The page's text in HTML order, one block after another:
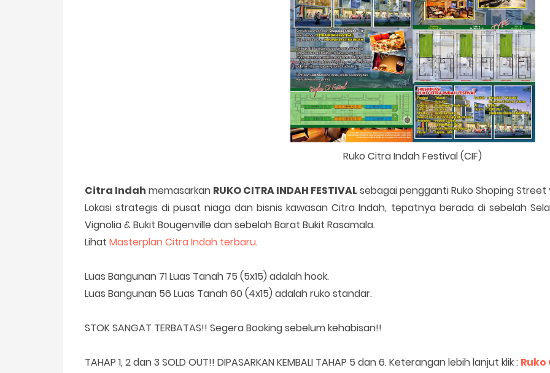
Ruko Citra Indah Festival (CIF)
Citra Indah memasarkan RUKO CITRA INDAH FESTIVALsebagai pengganti Ruko Shoping
Lokasi strategis di pusat niaga dan bisnis kawasan Citra Indah, tepatnya berada di sebelah
Vignolia & Bukit Bougenville dan sebelah Barat Bukit Rasamala.
Lihat Masterplan Citra Indah terbaru.
Luas Bangunan 71 Luas Tanah 75 (5x15) adalah hook.
Luas Bangunan 56 Luas Tanah 60 (4x15) adalah ruko standar.
STOK SANGAT TERBATAS!! Segera Booking sebelum kehabisan!!
TAHAP 1, 2 dan 3 SOLD OUT!! DIPASARKAN KEMBALI TAHAP 5 dan 6. Keterangan lebih lanjut klik :